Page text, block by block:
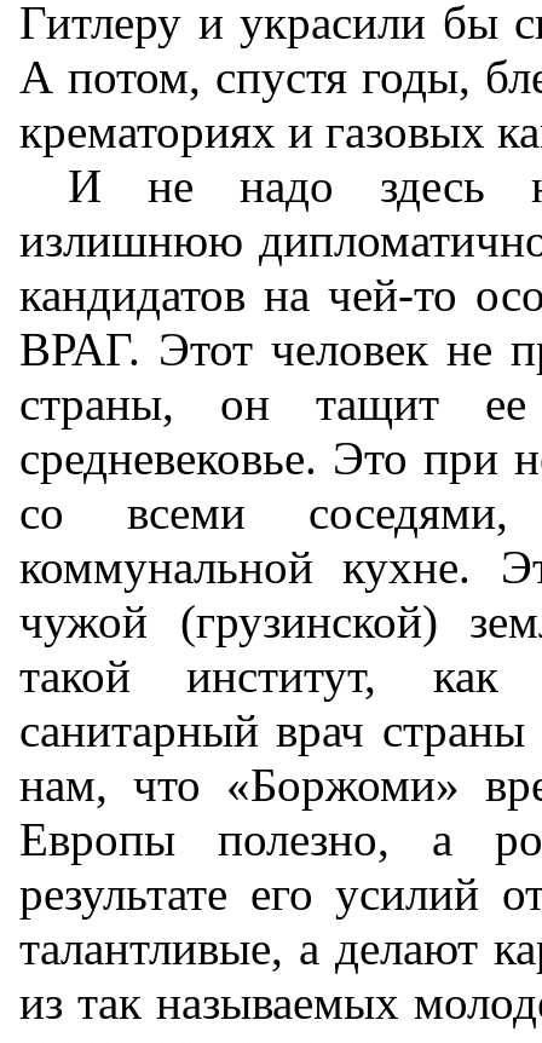
Гитлеру и украсили
А потом, спустя годы,
крематориях и газовых
И не надо здесь
излишнюю
кандидатов на чей-то
ВРАГ. Этот человек не
страны, он тащит
средневековье. Это при
со всеми
коммунальной кухне.
чужой (грузинской)
такой институт, как
санитарный врач страны
нам, что «Боржоми»
Европы полезно, а
результате его усилий
талантливые, а делают
из так называемых